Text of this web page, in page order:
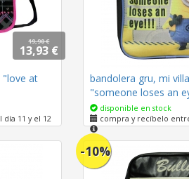
19,90 €
13,93 €
"love at
11 y el 12
bandolera gru, mi
"someone loses an
pequeño
disponible en stock
compra y recíbelo
-10%